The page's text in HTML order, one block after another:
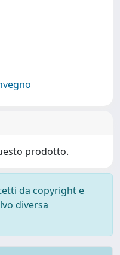
prodotto.
da copyright e
diversa